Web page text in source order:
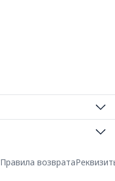
Правила возврата